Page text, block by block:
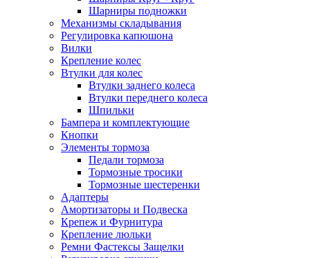
Шарниры подножки
Механизмы складывания
Регулировка капюшона
Вилки
Крепление колес
Втулки для колес
Втулки заднего колеса
Втулки переднего колеса
Шпильки
Бампера и комплектующие
Кнопки
Элементы тормоза
Педали тормоза
Тормозные тросики
Тормозные шестеренки
Адаптеры
Амортизаторы и Подвеска
Крепеж и Фурнитура
Крепление люльки
Ремни Фастексы Защелки